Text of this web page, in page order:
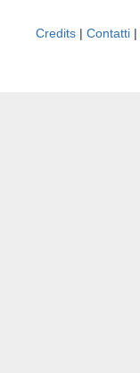
Credits | Contatti |